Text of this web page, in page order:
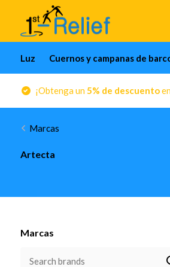
Luz Cuernos y campanas de
¡Obtenga un5% de descuento
Marcas
Artecta
Marcas